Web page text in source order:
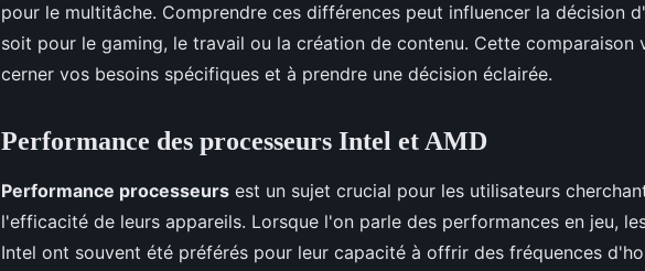
pour le multitâche. Comprendre ces différences peut influencer la décision
soit pour le gaming, le travail ou la création de contenu. Cette comparaison
cerner vos besoins spécifiques et à prendre une décision éclairée.
Performance des processeurs Intel et AMD
Performance processeurs est un sujet crucial pour les utilisateurs
l'efficacité de leurs appareils. Lorsque l'on parle des performances en jeu,
Intel ont souvent été préférés pour leur capacité à offrir des fréquences